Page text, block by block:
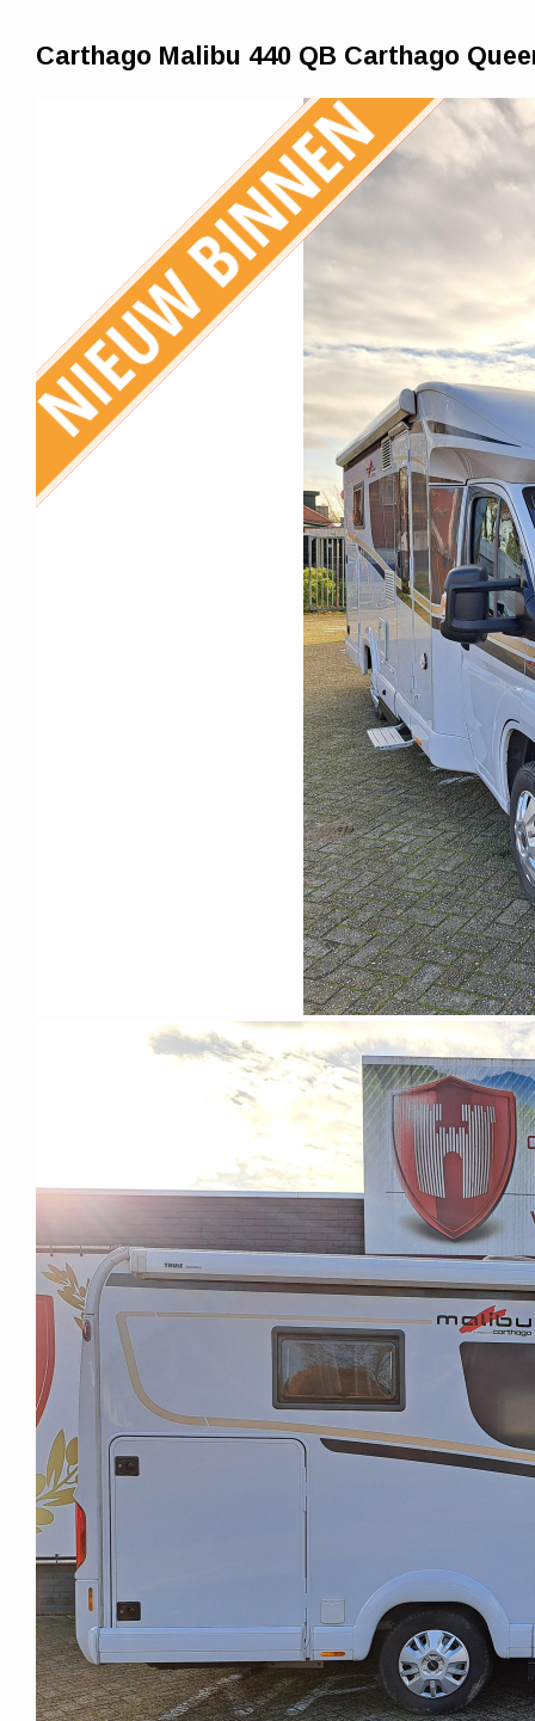
Carthago Malibu 440 QB Carthago